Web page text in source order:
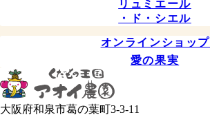
リュミエール
・ド・シエル
オンラインショップ
愛の果実
大阪府和泉市葛の葉町3-3-11